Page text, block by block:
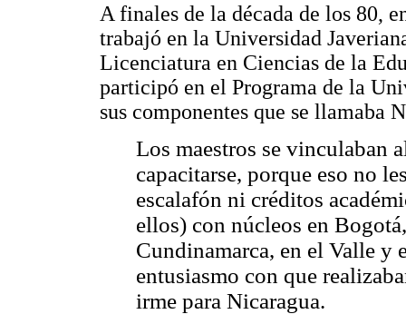
A finales de la década de los 80,
trabajó en la Universidad
Licenciatura en Ciencias de la
participó en el Programa de la
sus componentes que se llamaba
Los maestros se vinculaban
capacitarse, porque eso no
escalafón ni créditos
ellos) con núcleos en
Cundinamarca, en el Valle y
entusiasmo con que
irme para Nicaragua.